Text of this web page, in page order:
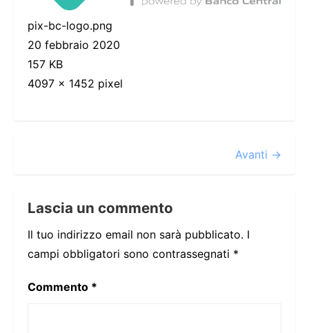
pix-bc-logo.png
20 febbraio 2020
157 KB
4097 x 1452 pixel
Avanti →
Lascia un commento
Il tuo indirizzo email non sarà pubblicato. I
campi obbligatori sono contrassegnati *
Commento *